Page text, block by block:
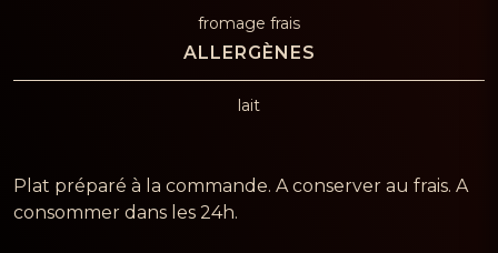
fromage frais
lait
Plat préparé à la commande. A conserver au frais. A
consommer dans les 24h.